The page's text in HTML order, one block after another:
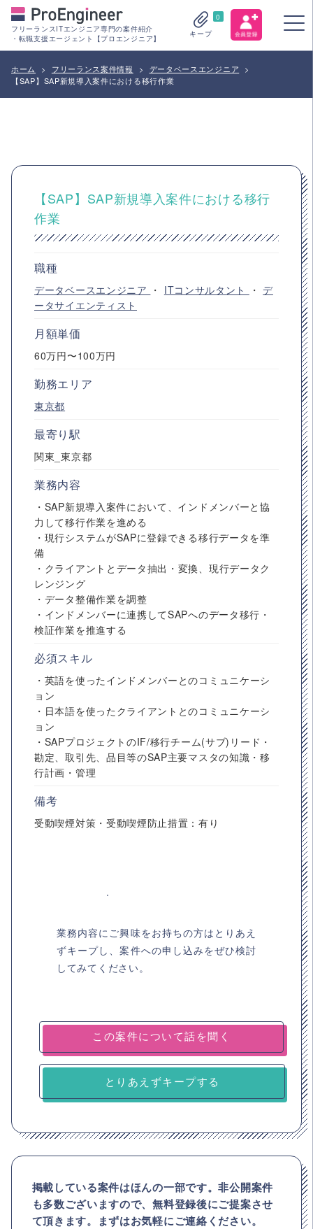
フリーランスITエンジニア専門の案件紹介
・転職支援エージェント【プロエンジニア】
0
キープ
ホーム > フリーランス案件情報 > データベースエンジニア
>
【SAP】SAP新規導入案件における移行作業
【SAP】SAP新規導入案件における移行
作業
職種
データベースエンジニア ・ ITコンサルタント ・デ
ータサイエンティスト
月額単価
60万円〜100万円
勤務エリア
東京都
最寄り駅
関東_東京都
業務内容
・SAP新規導入案件において、インドメンバーと協
力して移行作業を進める
・現行システムがSAPに登録できる移行データを準
備
・クライアントとデータ抽出・変換、現行データク
レンジング
・データ整備作業を調整
・インドメンバーに連携してSAPへのデータ移行・
検証作業を推進する
必須スキル
・英語を使ったインドメンバーとのコミュニケーシ
ョン
・日本語を使ったクライアントとのコミュニケーシ
ョン
・SAPプロジェクトのIF/移行チーム(サブ)リード・
勘定、取引先、品目等のSAP主要マスタの知識・移
行計画・管理
備考
受動喫煙対策・受動喫煙防止措置：有り
業務内容にご興味をお持ちの方はとりあえ
ずキープし、案件への申し込みをぜひ検討
してみてください。
とりあえずキープする
掲載している案件はほんの一部です。非公開案件
も多数ございますので、無料登録後にご提案させ
て頂きます。まずはお気軽にご連絡ください。